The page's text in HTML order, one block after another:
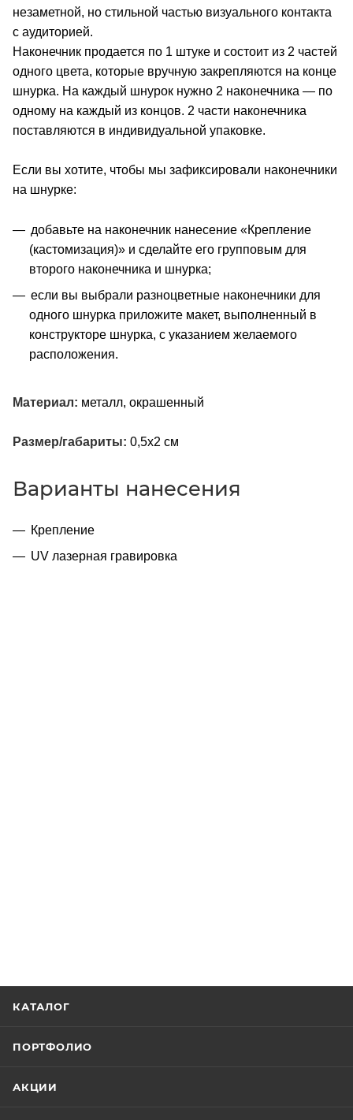
незаметной, но стильной частью визуального контакта
с аудиторией.
Наконечник продается по 1 штуке и состоит из 2 частей
одного цвета, которые вручную закрепляются на конце
шнурка. На каждый шнурок нужно 2 наконечника — по
одному на каждый из концов. 2 части наконечника
поставляются в индивидуальной упаковке.
Если вы хотите, чтобы мы зафиксировали наконечники
на шнурке:
добавьте на наконечник нанесение «Крепление
(кастомизация)» и сделайте его групповым для
второго наконечника и шнурка;
если вы выбрали разноцветные наконечники для
одного шнурка приложите макет, выполненный в
конструкторе шнурка, с указанием желаемого
расположения.
Материал: металл, окрашенный
Размер/габариты: 0,5x2 см
Варианты нанесения
Крепление
UV лазерная гравировка
КАТАЛОГ
ПОРТФОЛИО
АКЦИИ